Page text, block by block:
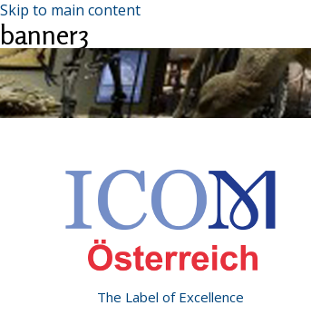
Skip to main content
banner3
The Label of Excellence